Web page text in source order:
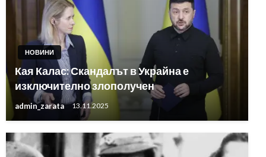
НОВИНИ
Кая Калас: Скандалът в Украйна е
изключително злополучен
admin_zarata 13.11.2025